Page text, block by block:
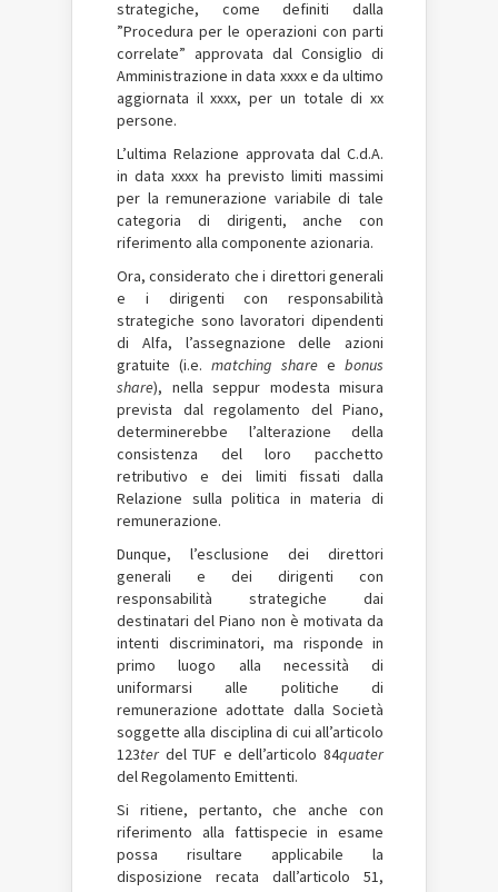
strategiche, come definiti dalla
”Procedura per le operazioni con parti
correlate” approvata dal Consiglio di
Amministrazione in data xxxx e da ultimo
aggiornata il xxxx, per un totale di xx
persone.
L’ultima Relazione approvata dal C.d.A.
in data xxxx ha previsto limiti massimi
per la remunerazione variabile di tale
categoria di dirigenti, anche con
riferimento alla componente azionaria.
Ora, considerato che i direttori generali
e i dirigenti con responsabilità
strategiche sono lavoratori dipendenti
di Alfa, l’assegnazione delle azioni
gratuite (i.e.matching share ebonus
share), nella seppur modesta misura
prevista dal regolamento del Piano,
determinerebbe l’alterazione della
consistenza del loro pacchetto
retributivo e dei limiti fissati dalla
Relazione sulla politica in materia di
remunerazione.
Dunque, l’esclusione dei direttori
generali e dei dirigenti con
responsabilità strategiche dai
destinatari del Piano non è motivata da
intenti discriminatori, ma risponde in
primo luogo alla necessità di
uniformarsi alle politiche di
remunerazione adottate dalla Società
soggette alla disciplina di cui all’articolo
123­ter del TUF e dell’articolo 84­quater
del Regolamento Emittenti.
Si ritiene, pertanto, che anche con
riferimento alla fattispecie in esame
possa risultare applicabile la
disposizione recata dall’articolo 51,